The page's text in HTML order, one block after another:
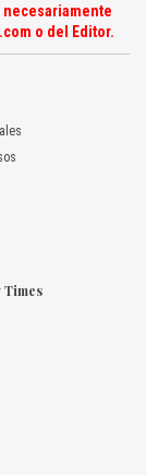
o del Editor.
Times